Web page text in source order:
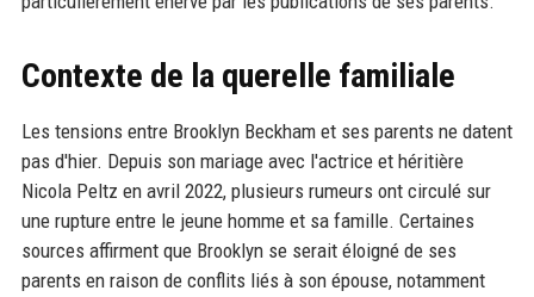
Contexte de la querelle familiale
Les tensions entre Brooklyn Beckham et ses parents ne datent
pas d'hier. Depuis son mariage avec l'actrice et héritière
Nicola Peltz en avril 2022, plusieurs rumeurs ont circulé sur
une rupture entre le jeune homme et sa famille. Certaines
sources affirment que Brooklyn se serait éloigné de ses
parents en raison de conflits liés à son épouse, notamment